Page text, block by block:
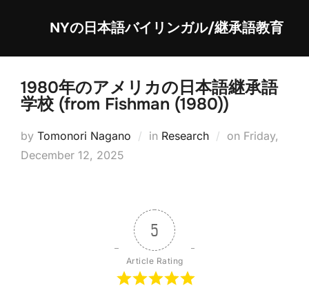
NYの日本語バイリンガル/継承語教育
1980年のアメリカの日本語継承語
学校 (from Fishman (1980))
by Tomonori Nagano in Research on Posted
Friday,
December 12, 2025
5
Article Rating